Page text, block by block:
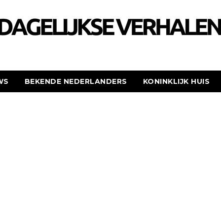
BEKENDE NEDERLANDERS KONINKLIJK HUIS